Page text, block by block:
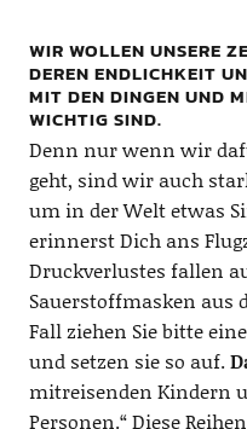
WIR WOLLEN UNSERE
DEREN ENDLICHKEIT
MIT DEN DINGEN UND
WICHTIG SIND.
Denn nur wenn wir
geht, sind wir auch
um in der Welt etwas
erinnerst Dich ans
Druckverlustes fallen
Sauerstoffmasken aus
Fall ziehen Sie bitte
und setzen sie so auf.
mitreisenden Kindern
Personen.“ Diese